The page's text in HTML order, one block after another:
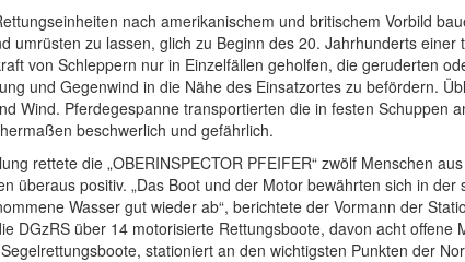
nach amerikanischem und britischem Vorbild
umrüsten zu lassen, glich zu Beginn des 20. Jahrhunderts einer
von Schleppern nur in Einzelfällen geholfen, die geruderten
und Gegenwind in die Nähe des Einsatzortes zu befördern.
Wind. Pferdegespanne transportierten die in festen Schuppen
beschwerlich und gefährlich.
rettete die „OBERINSPECTOR PFEIFER“ zwölf Menschen
überaus positiv. „Das Boot und der Motor bewährten sich in der
Wasser gut wieder ab“, berichtete der Vormann der
DGzRS über 14 motorisierte Rettungsboote, davon acht offene
stationiert an den wichtigsten Punkten der